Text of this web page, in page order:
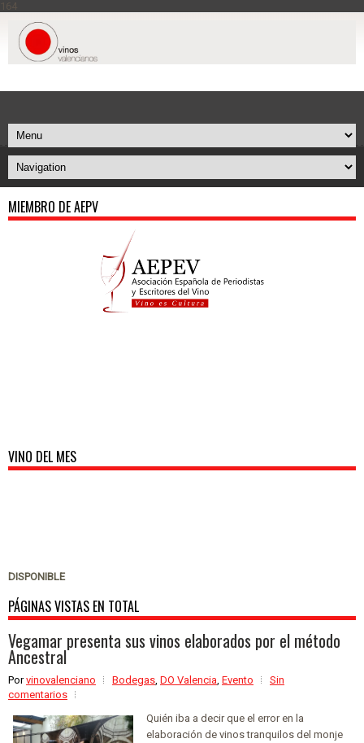
164
MIEMBRO DE AEPV
VINO DEL MES
DISPONIBLE
PÁGINAS VISTAS EN TOTAL
Vegamar presenta sus vinos elaborados por el método
Ancestral
Porvinovalenciano Bodegas DO Valencia Evento
Sin
comentarios
Quién iba a decir que el error en la
elaboración de vinos tranquilos del monje